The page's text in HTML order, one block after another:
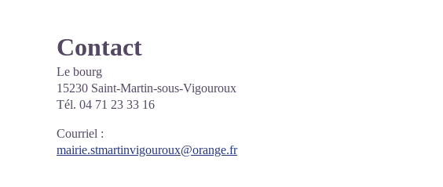
Contact
Le bourg
15230 Saint-Martin-sous-Vigouroux
Tél. 04 71 23 33 16
Courriel :
mairie.stmartinvigouroux@orange.fr